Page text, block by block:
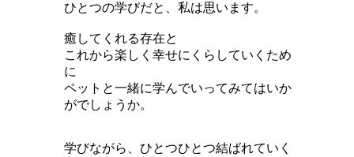
ひとつの学びだと、私は思います。
癒してくれる存在と
これから楽しく幸せにくらしていくため
に
ペットと一緒に学んでいってみてはいか
がでしょうか。
学びながら、ひとつひとつ結ばれていく